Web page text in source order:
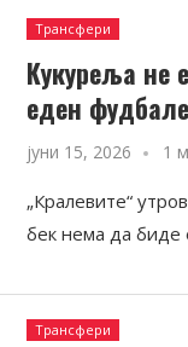
Трансфери
Кукуреља не
еден
јуни 15, 2026 1
„Кралевите“
бек нема да биде
Трансфери